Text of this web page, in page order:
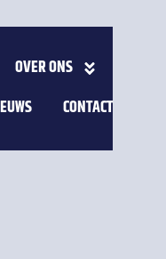
OVER ONS
CONTACT